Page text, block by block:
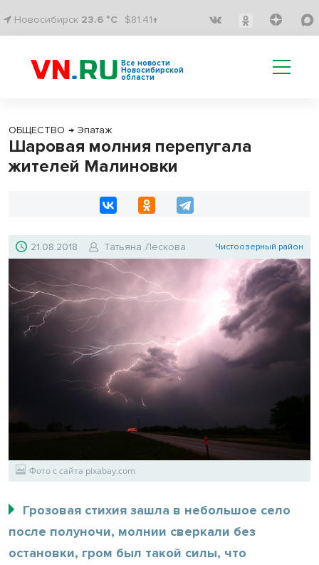
Новосибирск 23.6 °C $81.41↑
Все новости
Новосибирской
области
ОБЩЕСТВО → Эпатаж
Шаровая молния перепугала
жителей Малиновки
21.08.2018 Татьяна Лескова Чистоозерный район
Фото с сайта pixabay.com
Грозовая стихия зашла в небольшое село
после полуночи, молнии сверкали без
остановки, гром был такой силы, что